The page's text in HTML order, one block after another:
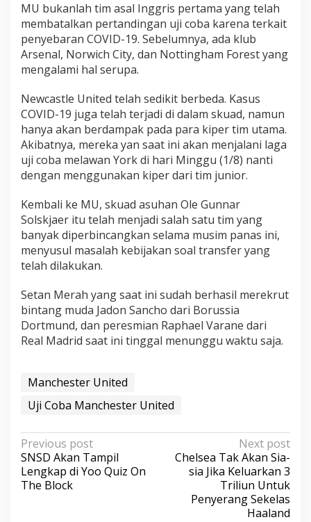
MU bukanlah tim asal Inggris pertama yang telah
membatalkan pertandingan uji coba karena terkait
penyebaran COVID-19. Sebelumnya, ada klub
Arsenal, Norwich City, dan Nottingham Forest yang
mengalami hal serupa.
Newcastle United telah sedikit berbeda. Kasus
COVID-19 juga telah terjadi di dalam skuad, namun
hanya akan berdampak pada para kiper tim utama.
Akibatnya, mereka yan saat ini akan menjalani laga
uji coba melawan York di hari Minggu (1/8) nanti
dengan menggunakan kiper dari tim junior.
Kembali ke MU, skuad asuhan Ole Gunnar
Solskjaer itu telah menjadi salah satu tim yang
banyak diperbincangkan selama musim panas ini,
menyusul masalah kebijakan soal transfer yang
telah dilakukan.
Setan Merah yang saat ini sudah berhasil merekrut
bintang muda Jadon Sancho dari Borussia
Dortmund, dan peresmian Raphael Varane dari
Real Madrid saat ini tinggal menunggu waktu saja.
Manchester United
Uji Coba Manchester United
P
o
s
Previous post
SNSD Akan Tampil
Lengkap di Yoo Quiz On
The Block
Next post
Chelsea Tak Akan Sia-
sia Jika Keluarkan 3
Triliun Untuk
Penyerang Sekelas
Haaland